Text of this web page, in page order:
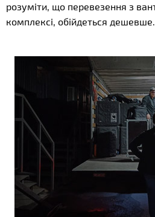
розуміти, що перевезення з
комплексі, обійдеться дешевше.